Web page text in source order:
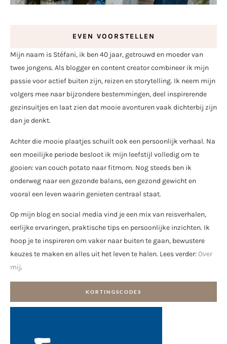
EVEN VOORSTELLEN
Mijn naam is Stéfani, ik ben 40 jaar, getrouwd en moeder van
twee jongens. Als blogger en content creator combineer ik mijn
passie voor actief buiten zijn, reizen en storytelling. Ik neem mijn
volgers mee naar bijzondere bestemmingen, deel inspirerende
gezinsuitjes en laat zien dat mooie avonturen vaak dichterbij zijn
dan je denkt.
Achter die mooie plaatjes schuilt ook een persoonlijk verhaal. Na
een moeilijke periode besloot ik mijn leefstijl volledig om te
gooien: van couch potato naar fitmom. Nog steeds ben ik
onderweg naar een gezonde balans, een gezond gewicht en
vooral een leven waarin genieten centraal staat.
Op mijn blog en social media vind je een mix van reisverhalen,
eerlijke ervaringen, praktische tips en persoonlijke inzichten. Ik
hoop je te inspireren om vaker naar buiten te gaan, bewustere
keuzes te maken en alles uit het leven te halen. Lees verder:Over
mij.
KORTINGSCODES